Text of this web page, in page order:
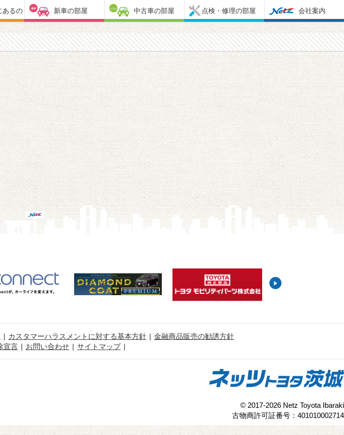
あるの 新車の部屋 中古車の部屋 点検・修理の部屋 会社案内
カスタマーハラスメントに対する基本方針
金融商品販売の勧誘方針
宣言
お問い合わせ サイトマップ
© 2017-2026 Netz Toyota Ibaraki
古物商許可証番号：401010002714